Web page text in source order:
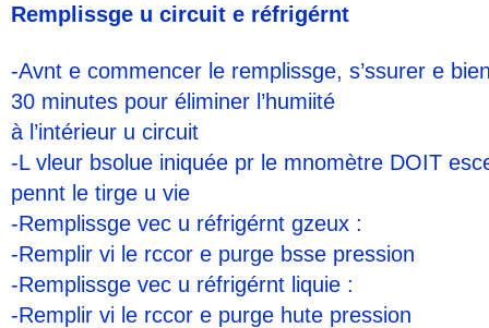
Remplissge u circuit e réfrigérnt
-Avnt e commencer le remplissge, s’ssurer e
30 minutes pour éliminer l’humiité
à l’intérieur u circuit
-L vleur bsolue iniquée pr le mnomètre DOIT
pennt le tirge u vie
-Remplissge vec u réfrigérnt gzeux :
-Remplir vi le rccor e purge bsse pression
-Remplissge vec u réfrigérnt liquie :
-Remplir vi le rccor e purge hute pression